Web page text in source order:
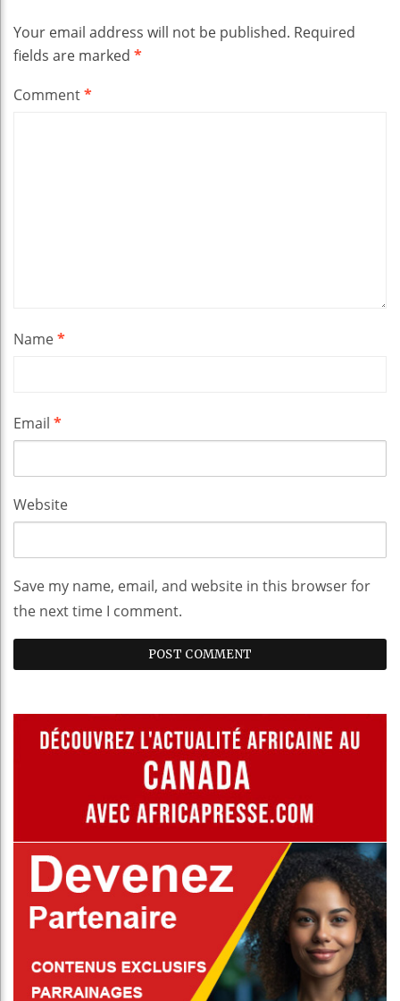
Your email address will not be published. Required
fields are marked *
Comment*
Name*
Email *
Website
Save my name, email, and website in this browser for
the next time I comment.